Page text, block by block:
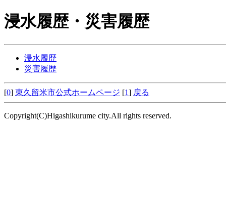
浸水履歴・災害履歴
浸水履歴
災害履歴
[0] 東久留米市公式ホームページ [1] 戻る
Copyright(C)Higashikurume city.All rights reserved.